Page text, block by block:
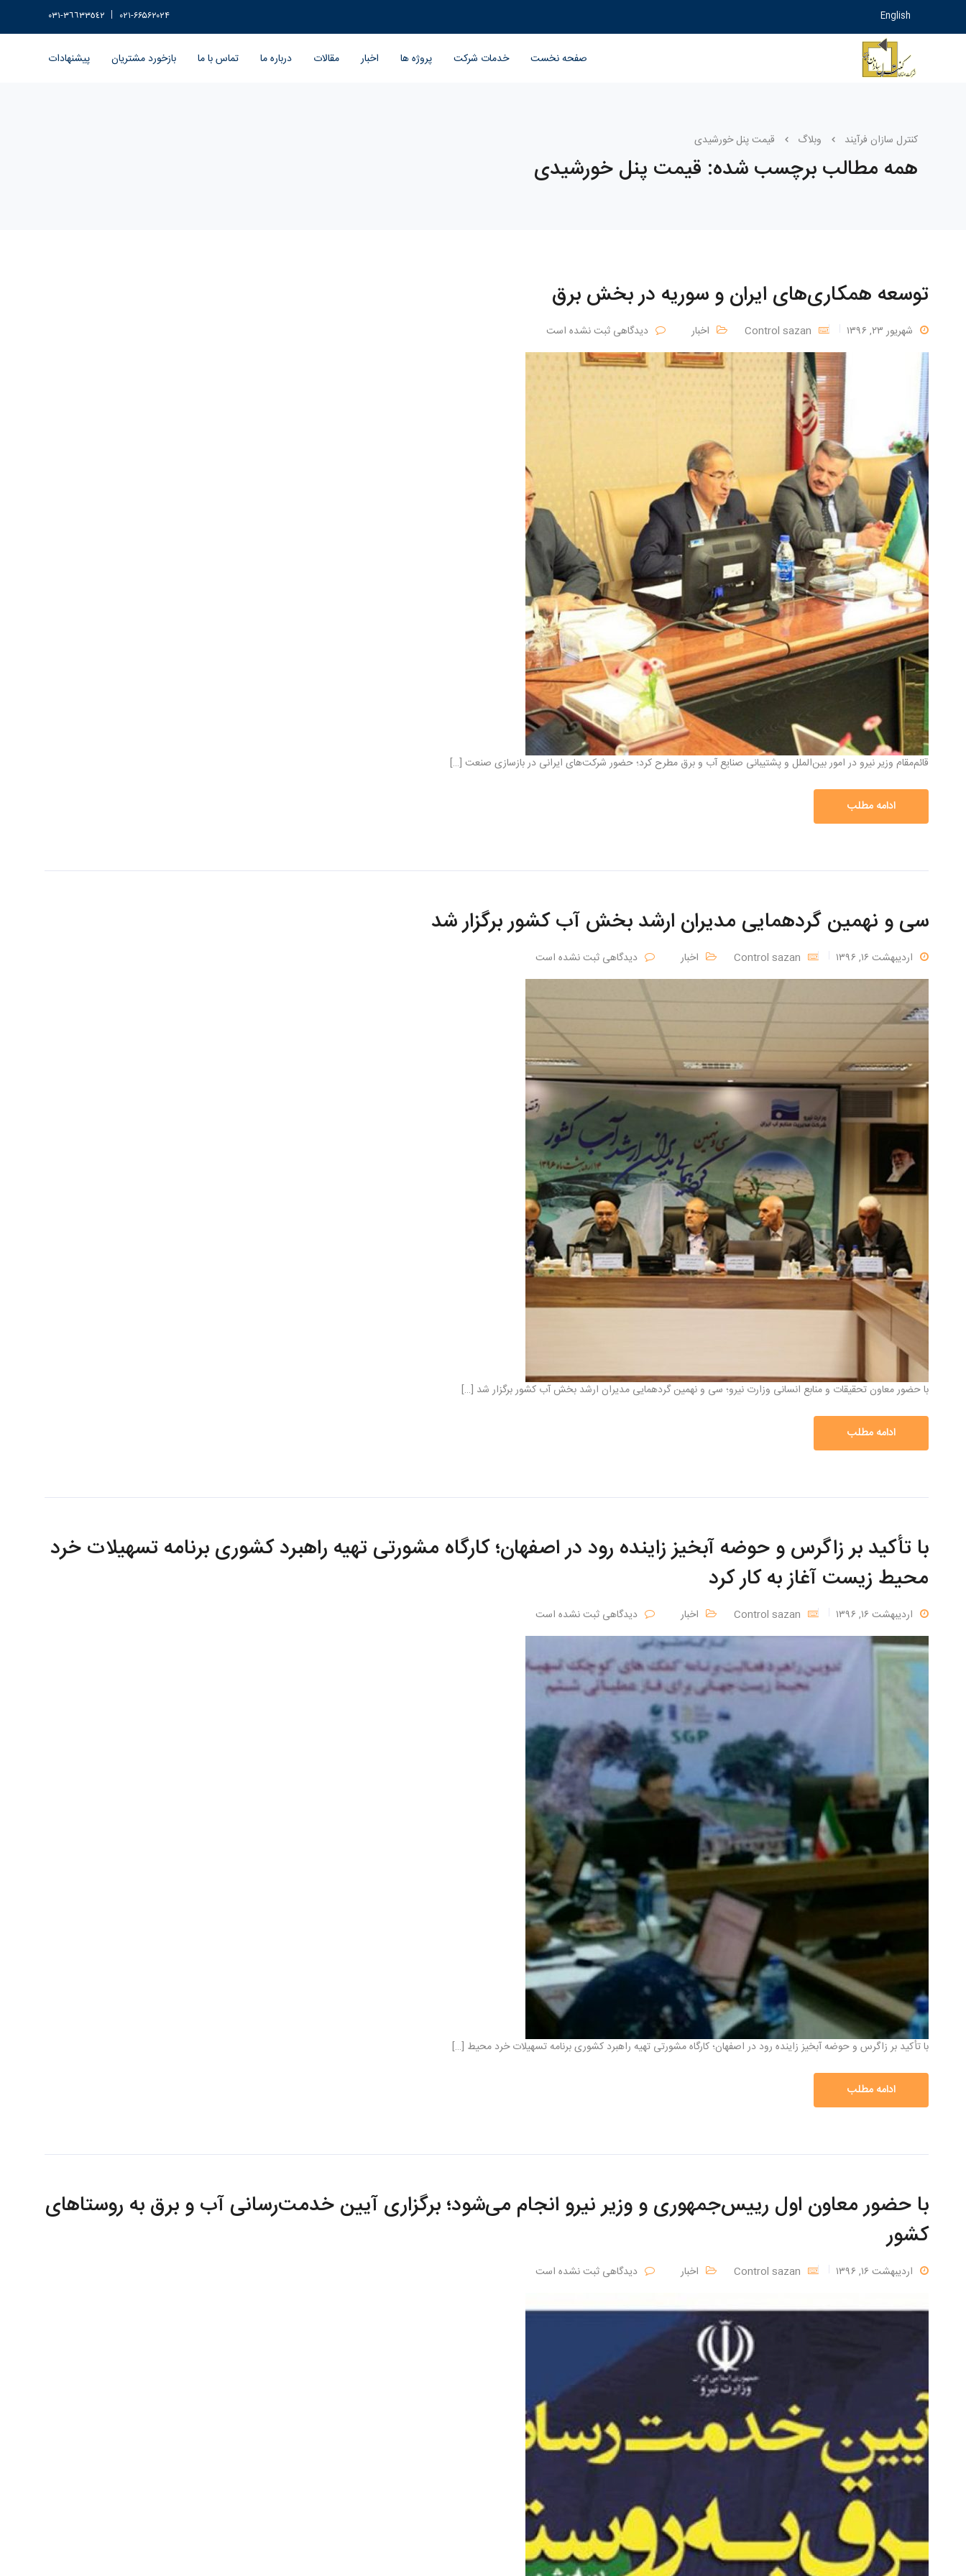
٣٦٦٣٣٥٤٢-٠٣١ ۰۲۱-۶۶۵۶۲۰۲۴ English
صفحه نخست خدمات شرکت پروژه ها اخبار مقالات درباره ما تماس با ما بازخورد مشتریان پیشنهادات
کنترل سازان فرآیند وبلاگ قیمت پنل خورشیدی
همه مطالب برچسب شده: قیمت پنل خورشیدی
توسعه همکاری‌های ایران و سوریه در بخش برق
شهریور ۲۳, ۱۳۹۶ Control sazan اخبار دیدگاهی ثبت نشده است
قائم‌مقام وزیر نیرو در امور بین‌الملل و پشتیبانی صنایع آب و برق مطرح کرد؛ حضور شرکت‌های ایرانی در بازسازی صنعت […]
ادامه مطلب
سی و نهمین گردهمایی مدیران ارشد بخش آب کشور برگزار شد
اردیبهشت ۱۶, ۱۳۹۶ Control sazan اخبار دیدگاهی ثبت نشده است
با حضور معاون تحقیقات و منابع انسانی وزارت نیرو؛ سی و نهمین گردهمایی مدیران ارشد بخش آب کشور برگزار شد […]
ادامه مطلب
با تأکید بر زاگرس و حوضه آبخیز زاینده رود در اصفهان؛ کارگاه مشورتی تهیه راهبرد کشوری برنامه تسهیلات خرد
محیط زیست آغاز به کار کرد
اردیبهشت ۱۶, ۱۳۹۶ Control sazan اخبار دیدگاهی ثبت نشده است
با تأکید بر زاگرس و حوضه آبخیز زاینده رود در اصفهان؛ کارگاه مشورتی تهیه راهبرد کشوری برنامه تسهیلات خرد محیط […]
ادامه مطلب
با حضور معاون اول رییس‌جمهوری و وزیر نیرو انجام می‌شود؛ برگزاری آیین خدمت‌رسانی آب و برق به روستاهای
کشور
اردیبهشت ۱۶, ۱۳۹۶ Control sazan اخبار دیدگاهی ثبت نشده است